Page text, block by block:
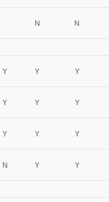
N
N
Y
Y
Y
Y
Y
Y
Y
Y
Y
Y
Y
N